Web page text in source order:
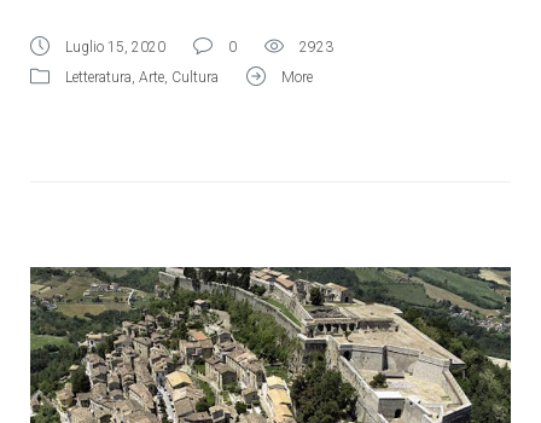
Luglio 15, 2020 0
2923
Letteratura, Arte, Cultura More